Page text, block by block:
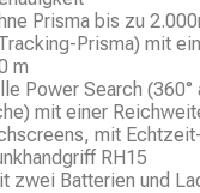
Prisma bis zu
Prisma) mit
m
Power Search (360°
mit einer
mit
RH15
zwei Batterien und